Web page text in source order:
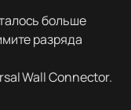
больше
разряда
Wall Connector.